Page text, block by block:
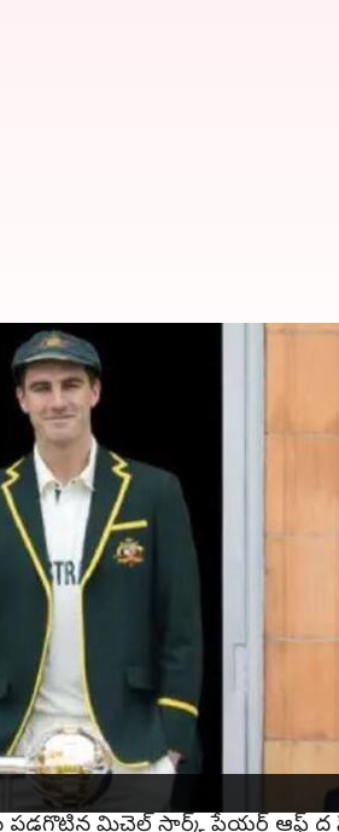
ఆసీస్‌ సాగించిన
ఫైనల్‌ జూన్‌ 11న (బుధవారం)
ఫైనల్‌కు అర్హత
బోర్డర్-గావస్కర్‌ ట్రోఫీ
భరితంగా సాగింది.
రెండు మ్యాచ్‌ల్లో ఓటమి చవిచూసింది.